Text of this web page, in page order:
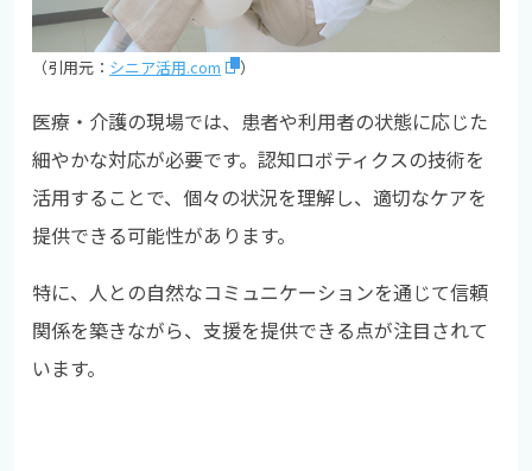
（引用元： シニア活用.com ）
医療・介護の現場では、患者や利用者の状態に応じた
細やかな対応が必要です。認知ロボティクスの技術を
活用することで、個々の状況を理解し、適切なケアを
提供できる可能性があります。
特に、人との自然なコミュニケーションを通じて信頼
関係を築きながら、支援を提供できる点が注目されて
います。